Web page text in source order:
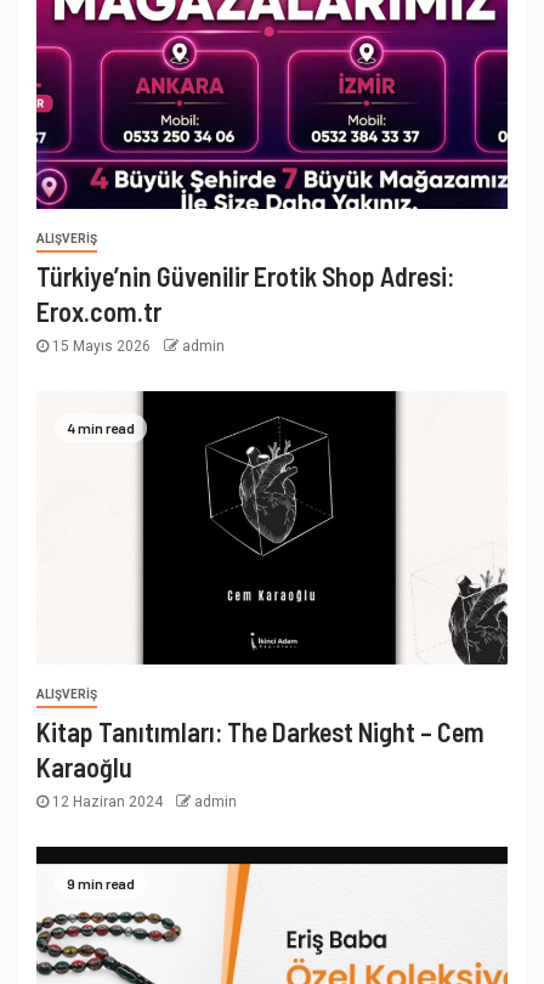
ALIŞVERIŞ
Türkiye’nin Güvenilir Erotik Shop Adresi:
Erox.com.tr
15 Mayıs 2026 admin
4 min read
ALIŞVERIŞ
Kitap Tanıtımları: The Darkest Night – Cem
Karaoğlu
12 Haziran 2024 admin
9 min read